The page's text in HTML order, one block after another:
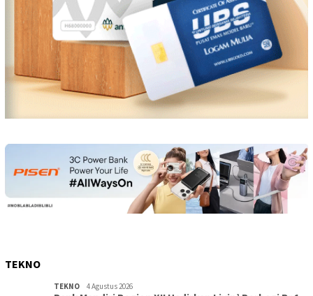
TEKNO
TEKNO 4 Agustus 2026